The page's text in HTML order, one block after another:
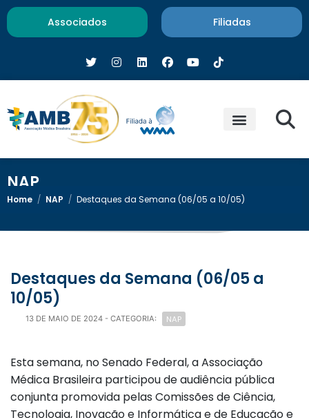
Associados Filiadas
NAP
Home / NAP / Destaques da Semana (06/05 a 10/05)
Destaques da Semana (06/05 a
10/05)
13 DE MAIO DE 2024 - CATEGORIA: NAP
Esta semana, no Senado Federal, a Associação
Médica Brasileira participou de audiência pública
conjunta promovida pelas Comissões de Ciência,
Tecnologia, Inovação e Informática e de Educação e